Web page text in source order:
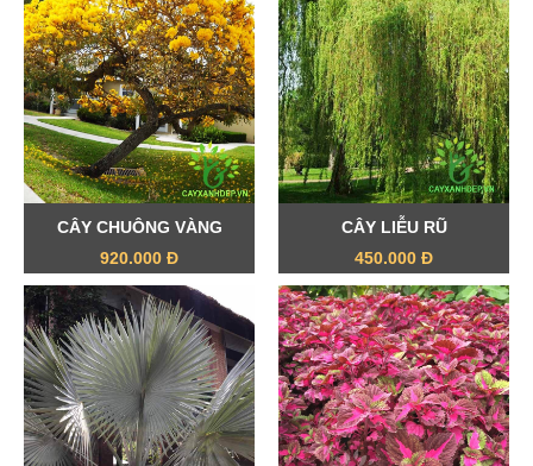
CÂY CHUÔNG VÀNG
920.000 Đ
CÂY LIỄU RŨ
450.000 Đ